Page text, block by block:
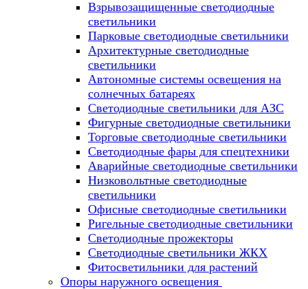
Взрывозащищенные светодиодные
светильники
Парковые светодиодные светильники
Архитектурные светодиодные
светильники
Автономные системы освещения на
солнечных батареях
Светодиодные светильники для АЗС
Фигурные светодиодные светильники
Торговые светодиодные светильники
Cветодиодные фары для спецтехники
Аварийные светодиодные светильники
Низковольтные светодиодные
светильники
Офисные светодиодные светильники
Ригельные светодиодные светильники
Светодиодные прожекторы
Светодиодные светильники ЖКХ
Фитосветильники для растений
Опоры наружного освещения